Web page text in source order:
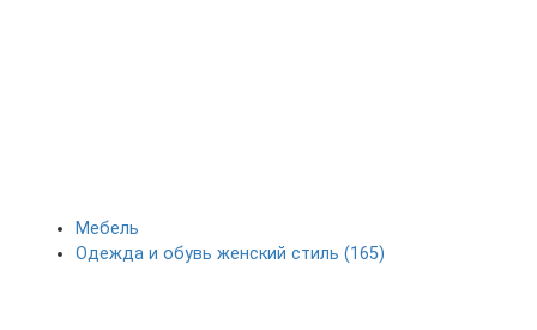
Мебель
Одежда и обувь женский стиль (165)